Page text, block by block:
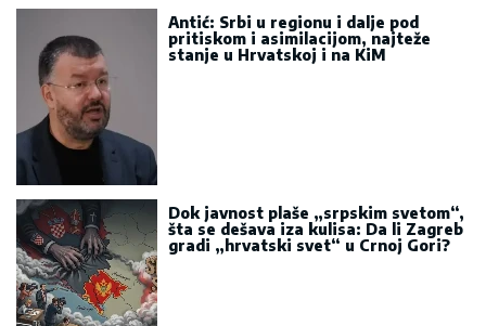
Antić: Srbi u regionu i dalje pod
pritiskom i asimilacijom, najteže
stanje u Hrvatskoj i na KiM
Dok javnost plaše „srpskim svetom“,
šta se dešava iza kulisa: Da li Zagreb
gradi „hrvatski svet“ u Crnoj Gori?